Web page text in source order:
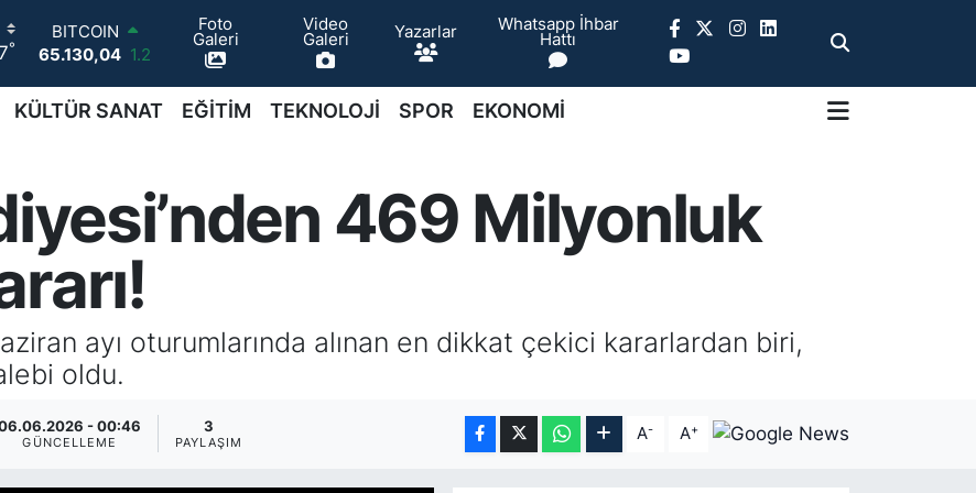
°
DOLAR
47,7106 0.17
55,1652 0.27
STERLİN
2.59
BİST100
13.773 -19
65.130,04
1.2
Foto
Galeri
Video
Galeri Yazarlar Whatsapp İhbar
Hattı
KÜLTÜR SANAT EĞİTİM TEKNOLOJİ SPOR EKONOMİ
469 Milyonluk
ayı oturumlarında alınan en dikkat çekici kararlardan biri,
oldu.
- 00:46
GÜNCELLEME
3
PAYLAŞIM A- A+